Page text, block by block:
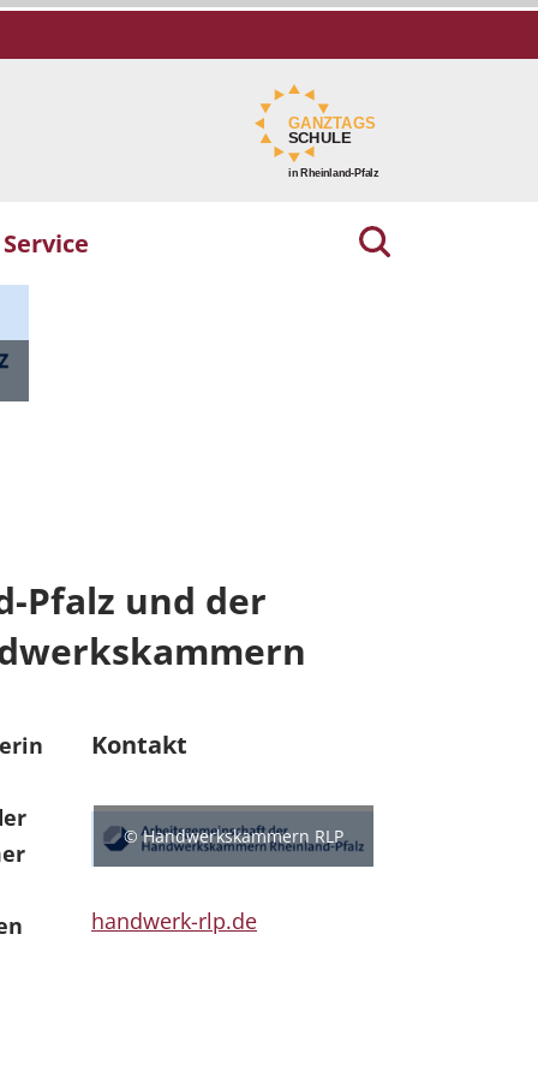
Service
Pfalz und der
Kontakt
© Handwerkskammern RLP
handwerk-rlp.de